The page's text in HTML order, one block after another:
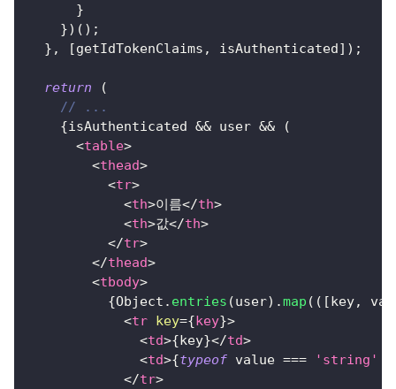
}
}) ( ) ;
} , [getIdTokenClaims , isAuthenticated] ) ;
return
(
// ...
{isAuthenticated && user &&
(
<table>
<thead>
<tr>
<th>이름</th>
<th>값</th>
</tr>
</thead>
<tbody>
{Object . entries (user) .map ( ( [key,
<tr key={key}>
<td>{key}</td>
<td>{typeof value === 'string'
</tr>